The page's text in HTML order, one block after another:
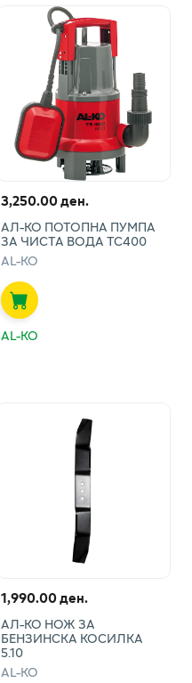
3,250.00 ден.
АЛ-КО ПОТОПНА ПУМПА
ЗА ЧИСТА ВОДА ТС400
AL-KO
AL-KO
1,990.00 ден.
АЛ-КО НОЖ ЗА
БЕНЗИНСКА КОСИЛКА
5.10
AL-KO